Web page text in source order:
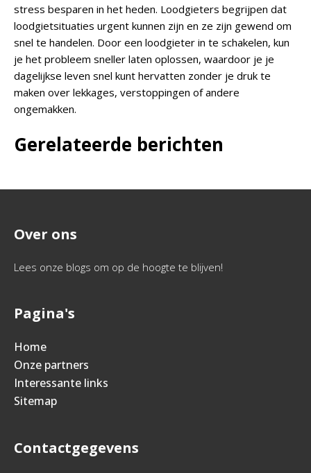
stress besparen in het heden. Loodgieters begrijpen dat
loodgietsituaties urgent kunnen zijn en ze zijn gewend om
snel te handelen. Door een loodgieter in te schakelen, kun
je het probleem sneller laten oplossen, waardoor je je
dagelijkse leven snel kunt hervatten zonder je druk te
maken over lekkages, verstoppingen of andere
ongemakken.
Gerelateerde berichten
Over ons
Lees onze blogs om op de hoogte te blijven!
Pagina's
Home
Onze partners
Interessante links
Sitemap
Contactgegevens